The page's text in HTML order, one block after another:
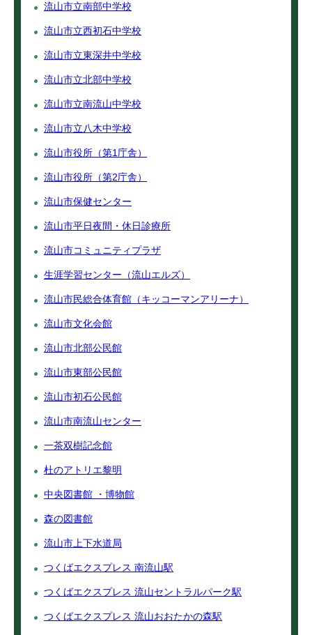
流山市立南部中学校
流山市立西初石中学校
流山市立東深井中学校
流山市立北部中学校
流山市立南流山中学校
流山市立八木中学校
流山市役所（第1庁舎）
流山市役所（第2庁舎）
流山市保健センター
流山市平日夜間・休日診療所
流山市コミュニティプラザ
生涯学習センター（流山エルズ）
流山市民総合体育館（キッコーマンアリーナ）
流山市文化会館
流山市北部公民館
流山市東部公民館
流山市初石公民館
流山市南流山センター
一茶双樹記念館
杜のアトリエ黎明
中央図書館 ・博物館
森の図書館
流山市上下水道局
つくばエクスプレス 南流山駅
つくばエクスプレス 流山セントラルパーク駅
つくばエクスプレス 流山おおたかの森駅